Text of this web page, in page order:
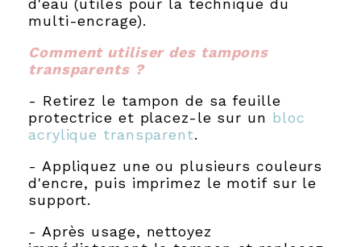
multi-encrage).
Comment utiliser des tampons
transparents ?
- Retirez le tampon de sa feuille
protectrice et placez-le sur un bloc
acrylique transparent.
- Appliquez une ou plusieurs couleurs
d'encre, puis imprimez le motif sur le
support.
- Après usage, nettoyez